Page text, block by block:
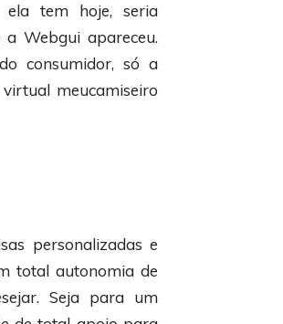
ela tem hoje, seria
Webgui apareceu.
consumidor, só a
meucamiseiro
personalizadas e
total autonomia de
Seja para um